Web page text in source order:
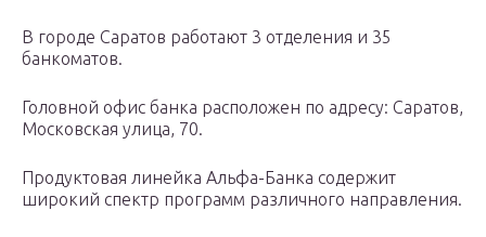
В городе Саратов работают 3 отделения и 35
банкоматов.
Головной офис банка расположен по адресу: Саратов,
Московская улица, 70.
Продуктовая линейка Альфа-Банка содержит
широкий спектр программ различного направления.